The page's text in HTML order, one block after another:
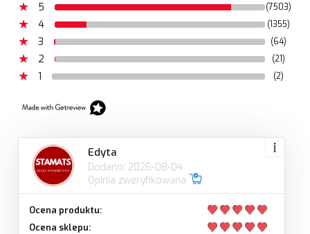
5
(7503)
4 (1355)
3 (64)
2 (21)
1 (2)
Edyta
Dodano: 2026-08-04
Opinia zweryfikowana
Ocena produktu:
Ocena sklepu: